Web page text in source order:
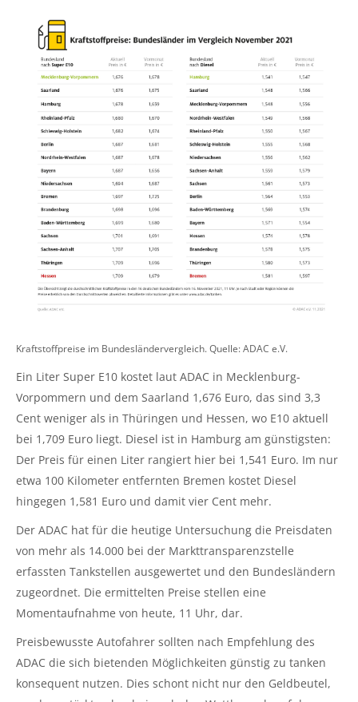
Kraftstoffpreise im Bundesländervergleich. Quelle: ADAC e.V.
Ein Liter Super E10 kostet laut ADAC in Mecklenburg-
Vorpommern und dem Saarland 1,676 Euro, das sind 3,3
Cent weniger als in Thüringen und Hessen, wo E10 aktuell
bei 1,709 Euro liegt. Diesel ist in Hamburg am günstigsten:
Der Preis für einen Liter rangiert hier bei 1,541 Euro. Im nur
etwa 100 Kilometer entfernten Bremen kostet Diesel
hingegen 1,581 Euro und damit vier Cent mehr.
Der ADAC hat für die heutige Untersuchung die Preisdaten
von mehr als 14.000 bei der Markttransparenzstelle
erfassten Tankstellen ausgewertet und den Bundesländern
zugeordnet. Die ermittelten Preise stellen eine
Momentaufnahme von heute, 11 Uhr, dar.
Preisbewusste Autofahrer sollten nach Empfehlung des
ADAC die sich bietenden Möglichkeiten günstig zu tanken
konsequent nutzen. Dies schont nicht nur den Geldbeutel,